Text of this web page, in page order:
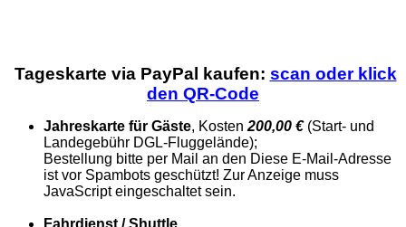
Tageskarte via PayPal kaufen: scan oder klick
den QR-Code
Jahreskarte für Gäste, Kosten 200,00 € (Start- und
Landegebühr DGL-Fluggelände);
Bestellung bitte per Mail an den Diese E-Mail-Adresse
ist vor Spambots geschützt! Zur Anzeige muss
JavaScript eingeschaltet sein.
Fahrdienst / Shuttle